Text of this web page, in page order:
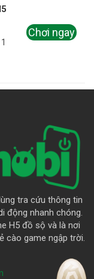
Chơi ngay
tra cứu thông tin
động nhanh chóng.
H5 đồ sộ và là nơi
cào game ngập trời.